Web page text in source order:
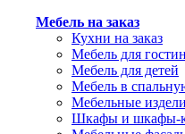
Мебель на заказ
Кухни на заказ
Мебель для
Мебель для детей
Мебель в
Мебельные
Шкафы и шкафы-